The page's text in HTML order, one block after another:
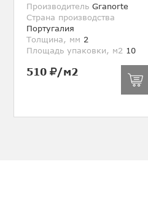
Производитель Granorte
Страна производства
Португалия
Толщина, мм 2
Площадь упаковки, м2 10
510 /м2